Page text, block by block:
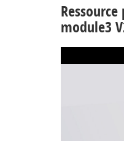
module3